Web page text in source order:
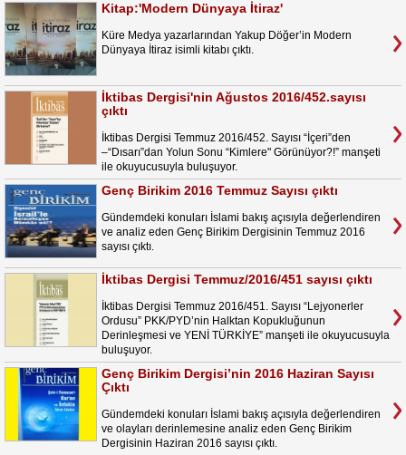
Kitap:'Modern Dünyaya İtiraz'
Küre Medya yazarlarından Yakup Döğer’in Modern
Dünyaya İtiraz isimli kitabı çıktı.
İktibas Dergisi'nin Ağustos 2016/452.sayısı
çıktı
İktibas Dergisi Temmuz 2016/452. Sayısı “İçeri”den
–“Dısarı”dan Yolun Sonu “Kimlere" Görünüyor?!” manşeti
ile okuyucusuyla buluşuyor.
Genç Birikim 2016 Temmuz Sayısı çıktı
Gündemdeki konuları İslami bakış açısıyla değerlendiren
ve analiz eden Genç Birikim Dergisinin Temmuz 2016
sayısı çıktı.
İktibas Dergisi Temmuz/2016/451 sayısı çıktı
İktibas Dergisi Temmuz 2016/451. Sayısı “Lejyonerler
Ordusu” PKK/PYD’nin Halktan Kopukluğunun
Derinleşmesi ve YENİ TÜRKİYE” manşeti ile okuyucusuyla
buluşuyor.
Genç Birikim Dergisi’nin 2016 Haziran Sayısı
Çıktı
Gündemdeki konuları İslami bakış açısıyla değerlendiren
ve olayları derinlemesine analiz eden Genç Birikim
Dergisinin Haziran 2016 sayısı çıktı.